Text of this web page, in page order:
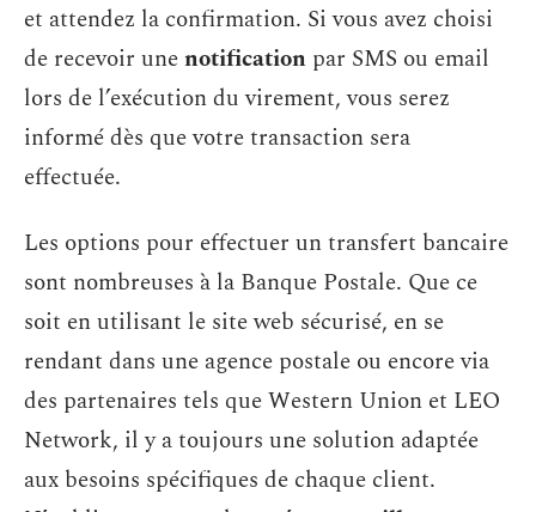
et attendez la confirmation. Si vous avez choisi
de recevoir unenotification par SMS ou email
lors de l’exécution du virement, vous serez
informé dès que votre transaction sera
effectuée.
Les options pour effectuer un transfert bancaire
sont nombreuses à la Banque Postale. Que ce
soit en utilisant le site web sécurisé, en se
rendant dans une agence postale ou encore via
des partenaires tels que Western Union et LEO
Network, il y a toujours une solution adaptée
aux besoins spécifiques de chaque client.